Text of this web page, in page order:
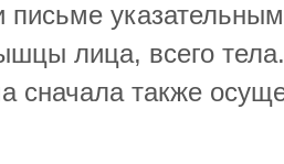
письме
лица, всего
сначала также